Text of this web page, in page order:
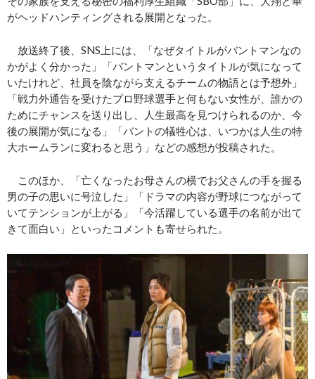
がヘッドハンティングされる展開となった。
放送終了後、SNS上には、「なぜタイトルがバントマンなの
かがよく分かった」「バントマンというタイトルが気になって
いたけれど、社員を陰ながら支えるチームの物語とは予想外」
「戦力外通告を受けたプロ野球選手と何もない女性が、誰かの
ためにチャンスを送り出し、人生最高を見つけられるのか、今
後の展開が気になる」「バントの犠牲心は、いつかは人生の特
大ホームランに変わると思う」などの感想が投稿された。
このほか、「亡くなったお母さんの横でお父さんの手を握る
男の子の思いに号泣した」「ドラマの内容が野球につながって
いてテンションが上がる」「今活躍している選手の名前が出て
きて面白い」といったコメントも寄せられた。